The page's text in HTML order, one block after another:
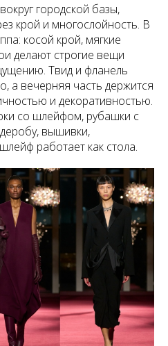
городской базы,
крой и многослойность. В
косой крой, мягкие
делают строгие вещи
Твид и фланель
а вечерняя часть держится
и декоративностью.
со шлейфом, рубашки с
вышивки,
работает как стола.